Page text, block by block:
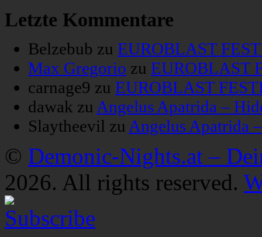
Letzte Kommentare
Belzebub zu EUROBLAST
Max Gregorio zu EUROBLAST
carnage9 zu EUROBLAST
dawak zu Angelus Apatrida –
Slaytheevil zu Angelus Apatrida
© Demonic-Nights.at –
2026. All rights reserved.